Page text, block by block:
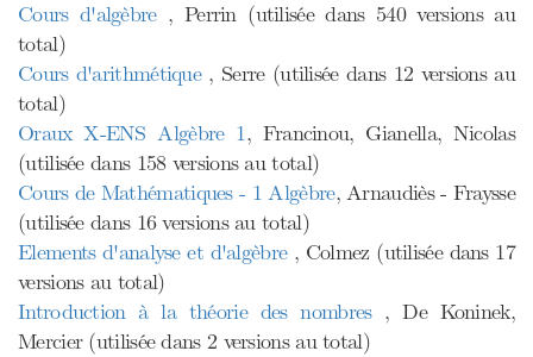
Cours d'algèbre , Perrin (utilisée dans 540 versions au
total)
Cours d'arithmétique , Serre (utilisée dans 12 versions au
total)
Oraux X-ENS Algèbre 1, Francinou, Gianella, Nicolas
(utilisée dans 158 versions au total)
Cours de Mathématiques - 1 Algèbre, Arnaudiès - Fraysse
(utilisée dans 16 versions au total)
Elements d'analyse et d'algèbre , Colmez (utilisée dans 17
versions au total)
Introduction à la théorie des nombres , De Koninek,
Mercier (utilisée dans 2 versions au total)